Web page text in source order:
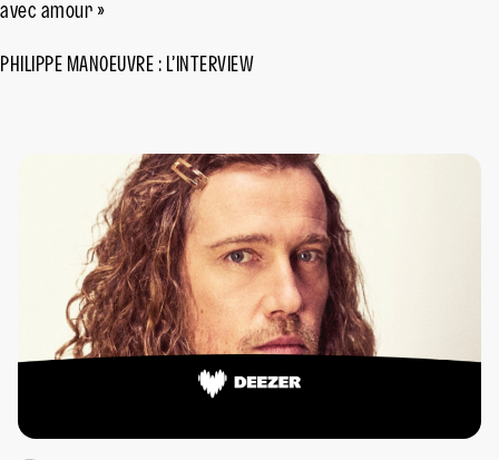
avec amour »
PHILIPPE MANOEUVRE : L’INTERVIEW